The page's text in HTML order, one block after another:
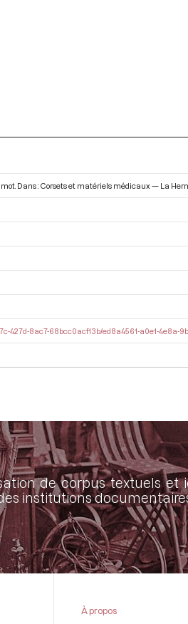
Dans : Corsets et matériels médicaux — La
427d-8ac7-68bcc0acf13b/ed8a4561-a0e1-
de corpus textuels et
institutions
À propos